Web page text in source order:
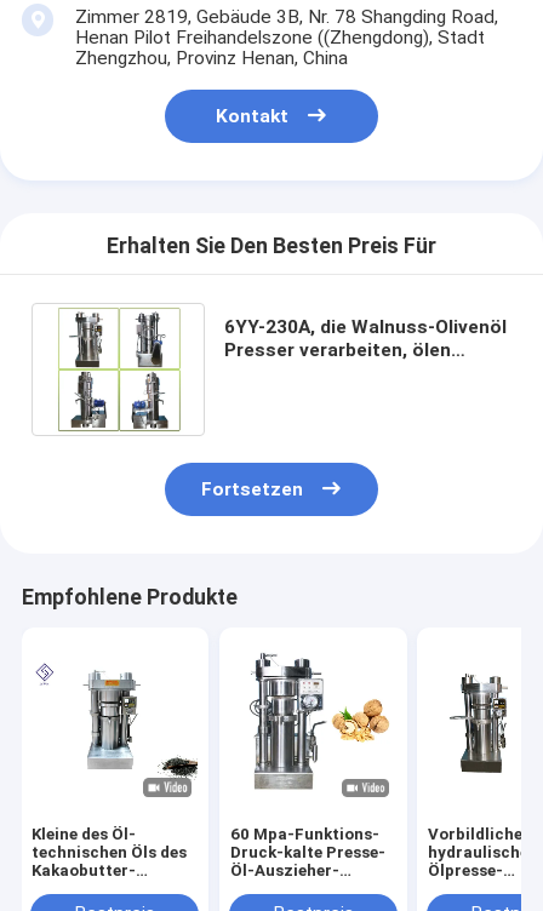
Zimmer 2819, Gebäude 3B, Nr. 78 Shangding Road,
Henan Pilot Freihandelszone ((Zhengdong), Stadt
Zhengzhou, Provinz Henan, China
Kontakt
Erhalten Sie Den Besten Preis Für
6YY-230A, die Walnuss-Olivenöl
Presser verarbeiten, ölen
Fortsetzen
Empfohlene Produkte
Kleine des Öl-
technischen Öls des
Kakaobutter-
Presse-Maschine
60 Mpa-Funktions-
Druck-kalte Presse-
Öl-Auszieher-
Vertreiber-Maschine
Vorbildliche
hydraulische
Ölpresse-
Leinsamen-